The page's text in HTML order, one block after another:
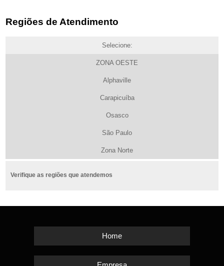
Regiões de Atendimento
Selecione:
ZONA OESTE
Alphaville
Carapicuíba
Osasco
São Paulo
Zona Norte
Verifique as regiões que atendemos
Home